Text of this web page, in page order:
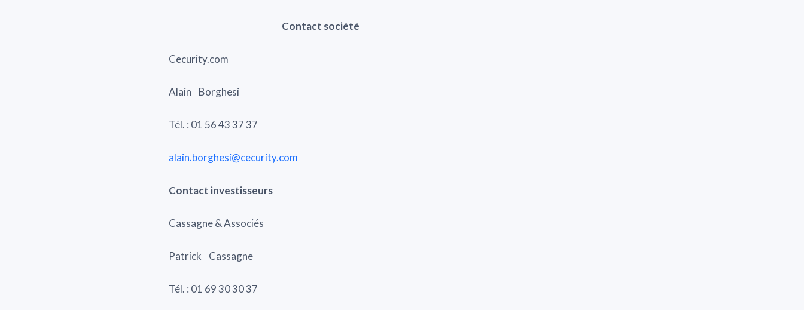
Contact société
Cecurity.com
Alain Borghesi
Tél. : 01 56 43 37 37
alain.borghesi@cecurity.com
Contact investisseurs
Cassagne & Associés
Patrick Cassagne
Tél. : 01 69 30 30 37